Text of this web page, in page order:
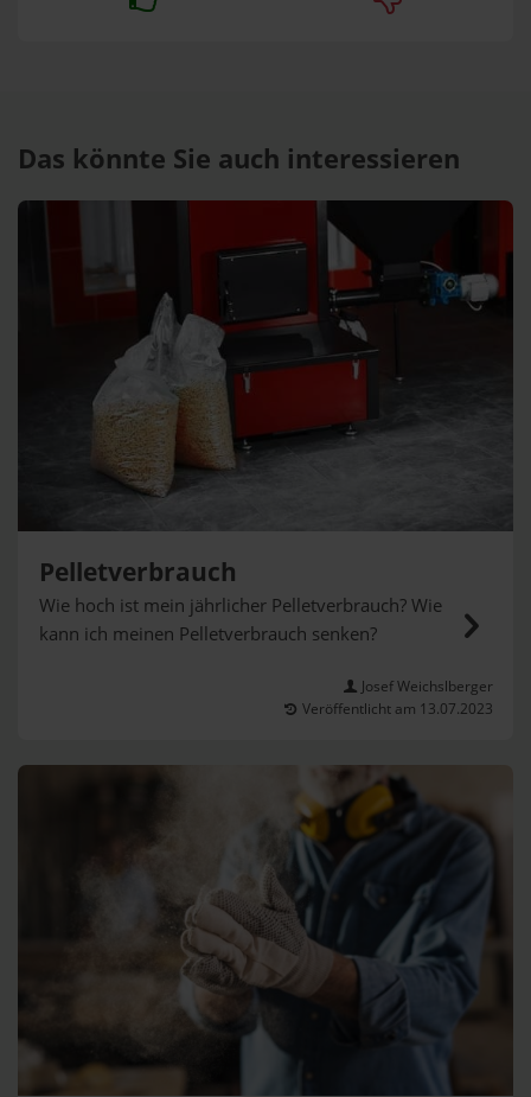
Das könnte Sie auch interessieren
Pelletverbrauch
Wie hoch ist mein jährlicher Pelletverbrauch? Wie
kann ich meinen Pelletverbrauch senken?
Josef Weichslberger
Veröffentlicht am 13.07.2023